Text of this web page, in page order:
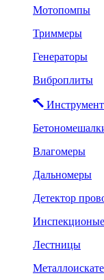
Мотопомпы
Триммеры
Генераторы
Виброплиты
Влагомеры
Дальномеры
Детектор
Лестницы